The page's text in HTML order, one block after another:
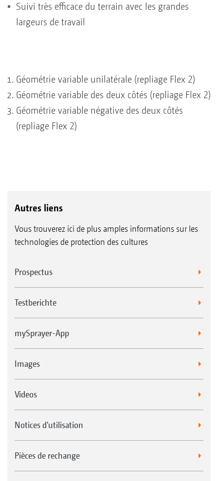
Suivi très efficace du terrain avec les grandes
largeurs de travail
Géométrie variable unilatérale (repliage Flex 2)
Géométrie variable des deux côtés (repliage Flex 2)
Géométrie variable négative des deux côtés
(repliage Flex 2)
Autres liens
Vous trouverez ici de plus amples informations sur les
technologies de protection des cultures
Prospectus
Testberichte
mySprayer-App
Images
Videos
Notices d'utilisation
Pièces de rechange